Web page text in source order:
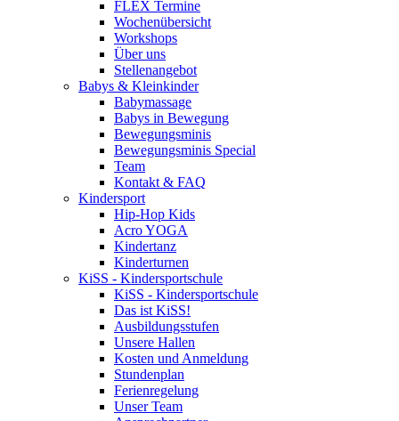
FLEX Termine
Wochenübersicht
Workshops
Über uns
Stellenangebot
Babys & Kleinkinder
Babymassage
Babys in Bewegung
Bewegungsminis
Bewegungsminis Special
Team
Kontakt & FAQ
Kindersport
Hip-Hop Kids
Acro YOGA
Kindertanz
Kinderturnen
KiSS - Kindersportschule
KiSS - Kindersportschule
Das ist KiSS!
Ausbildungsstufen
Unsere Hallen
Kosten und Anmeldung
Stundenplan
Ferienregelung
Unser Team